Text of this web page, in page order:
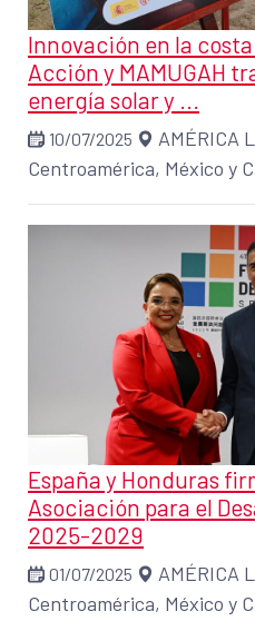
Innovación en la
Acción y MAMUGAH
energía solar y ...
10/07/2025 AMÉRICA
Centroamérica, México y
España y Honduras
Asociación para el
2025-2029
01/07/2025 AMÉRICA
Centroamérica, México y